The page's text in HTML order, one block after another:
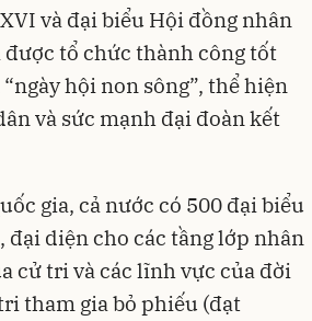
và đại biểu Hội đồng nhân
được tổ chức thành công tốt
hội non sông”, thể hiện
và sức mạnh đại đoàn kết
gia, cả nước có 500 đại biểu
diện cho các tầng lớp nhân
cử tri và các lĩnh vực của đời
tham gia bỏ phiếu (đạt